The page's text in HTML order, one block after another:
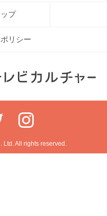
プ
リシー
Ltd. All rights reserved.